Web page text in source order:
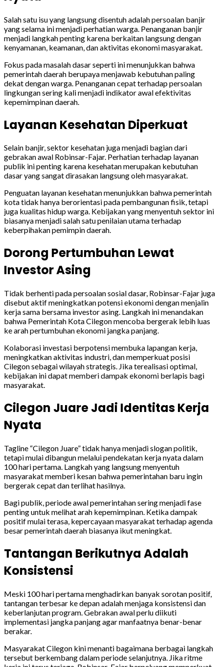
Salah satu isu yang langsung disentuh adalah persoalan banjir
yang selama ini menjadi perhatian warga. Penanganan banjir
menjadi langkah penting karena berkaitan langsung dengan
kenyamanan, keamanan, dan aktivitas ekonomi masyarakat.
Fokus pada masalah dasar seperti ini menunjukkan bahwa
pemerintah daerah berupaya menjawab kebutuhan paling
dekat dengan warga. Penanganan cepat terhadap persoalan
lingkungan sering kali menjadi indikator awal efektivitas
kepemimpinan daerah.
Layanan Kesehatan Diperkuat
Selain banjir, sektor kesehatan juga menjadi bagian dari
gebrakan awal Robinsar-Fajar. Perhatian terhadap layanan
publik ini penting karena kesehatan merupakan kebutuhan
dasar yang sangat dirasakan langsung oleh masyarakat.
Penguatan layanan kesehatan menunjukkan bahwa pemerintah
kota tidak hanya berorientasi pada pembangunan fisik, tetapi
juga kualitas hidup warga. Kebijakan yang menyentuh sektor ini
biasanya menjadi salah satu penilaian utama terhadap
keberpihakan pemimpin daerah.
Dorong Pertumbuhan Lewat
Investor Asing
Tidak berhenti pada persoalan sosial dasar, Robinsar-Fajar juga
disebut aktif meningkatkan potensi ekonomi dengan menjalin
kerja sama bersama investor asing. Langkah ini menandakan
bahwa Pemerintah Kota Cilegon mencoba bergerak lebih luas
ke arah pertumbuhan ekonomi jangka panjang.
Kolaborasi investasi berpotensi membuka lapangan kerja,
meningkatkan aktivitas industri, dan memperkuat posisi
Cilegon sebagai wilayah strategis. Jika terealisasi optimal,
kebijakan ini dapat memberi dampak ekonomi berlapis bagi
masyarakat.
Cilegon Juare Jadi Identitas Kerja
Nyata
Tagline “Cilegon Juare” tidak hanya menjadi slogan politik,
tetapi mulai dibangun melalui pendekatan kerja nyata dalam
100 hari pertama. Langkah yang langsung menyentuh
masyarakat memberi kesan bahwa pemerintahan baru ingin
bergerak cepat dan terlihat hasilnya.
Bagi publik, periode awal pemerintahan sering menjadi fase
penting untuk melihat arah kepemimpinan. Ketika dampak
positif mulai terasa, kepercayaan masyarakat terhadap agenda
besar pemerintah daerah biasanya ikut meningkat.
Tantangan Berikutnya Adalah
Konsistensi
Meski 100 hari pertama menghadirkan banyak sorotan positif,
tantangan terbesar ke depan adalah menjaga konsistensi dan
keberlanjutan program. Gebrakan awal perlu diikuti
implementasi jangka panjang agar manfaatnya benar-benar
berakar.
Masyarakat Cilegon kini menanti bagaimana berbagai langkah
tersebut berkembang dalam periode selanjutnya. Jika ritme